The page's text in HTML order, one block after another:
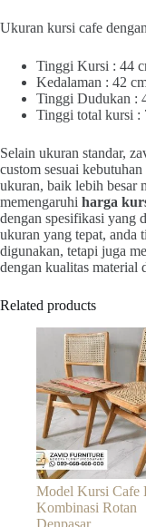
Ukuran kursi cafe
Tinggi Kursi : 44
Kedalaman : 42
Tinggi Dudukan :
Tinggi total kursi :
Selain ukuran standar,
custom sesuai
ukuran, baik lebih besar
memengaruhi harga
dengan spesifikasi yang
ukuran yang tepat, anda
digunakan, tetapi juga
dengan kualitas material
Related products
Model Kursi Cafe
Kombinasi Rotan
Denpasar